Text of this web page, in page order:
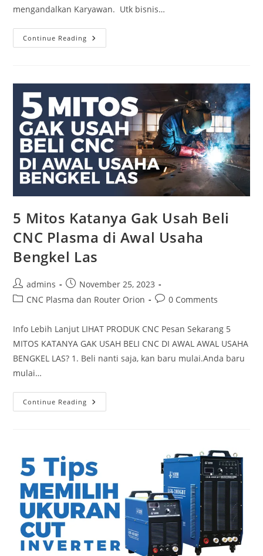
mengandalkan Karyawan. Utk bisnis…
Continue Reading
HAL
DILAKUKAN
DI
AWAL
MEMILIKI
MESIN
CNC
PLASMA
&
CNC
ROUTER
5 Mitos Katanya Gak Usah Beli
CNC Plasma di Awal Usaha
Bengkel Las
Post
author:
admins
Post
published:
November 25, 2023
PostCNC Plasma dan Router Orion
Post0 Comments
Info Lebih Lanjut LIHAT PRODUK CNC Pesan Sekarang 5
MITOS KATANYA GAK USAH BELI CNC DI AWAL AWAL USAHA
BENGKEL LAS? 1. Beli nanti saja, kan baru mulai.Anda baru
mulai…
Continue Reading
Mitos
Plasma
Di
Awal
Usaha
Bengkel
Las